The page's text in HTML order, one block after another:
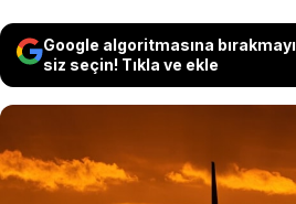
Google algoritmasına
siz seçin! Tıkla ve ekle